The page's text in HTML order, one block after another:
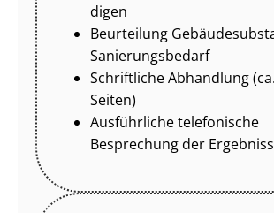
di­gen
Beurteilung
Sa­nie­rungs­be­darf
Schriftliche Abhandlung
Seiten)
Ausführliche telefonische
Besprechung der